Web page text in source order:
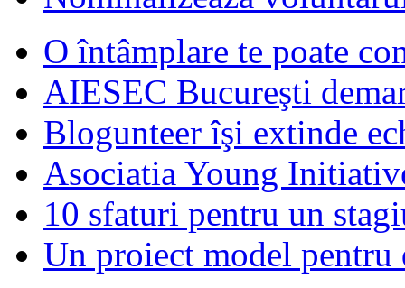
O întâmplare te poate
AIESEC Bucureşti
Blogunteer îşi extinde
Asociatia Young
10 sfaturi pentru un
Un proiect model